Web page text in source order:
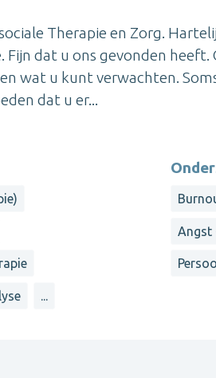
Therapie en Zorg.
dat u ons gevonden heeft.
wat u kunt verwachten.
dat u er...
Angst